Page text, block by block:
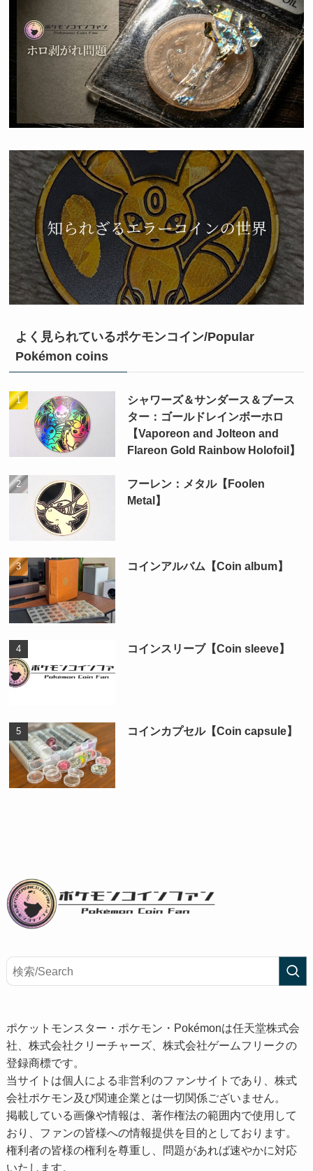
よく見られているポケモンコイン/Popular
Pokémon coins
シャワーズ＆サンダース＆ブース
ター：ゴールドレインボーホロ
【Vaporeon and Jolteon and
Flareon Gold Rainbow Holofoil】
フーレン：メタル【Foolen
Metal】
コインアルバム【Coin album】
コインスリーブ【Coin sleeve】
コインカプセル【Coin capsule】
ポケットモンスター・ポケモン・Pokémonは任天堂株式会
社、株式会社クリーチャーズ、株式会社ゲームフリークの
登録商標です。
当サイトは個人による非営利のファンサイトであり、株式
会社ポケモン及び関連企業とは一切関係ございません。
掲載している画像や情報は、著作権法の範囲内で使用して
おり、ファンの皆様への情報提供を目的としております。
権利者の皆様の権利を尊重し、問題があれば速やかに対応
いたします。